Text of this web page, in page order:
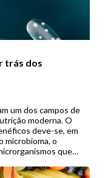
trás dos
um dos campos de
moderna. O
deve-se, em
microbioma, o
que
prenuncia […]